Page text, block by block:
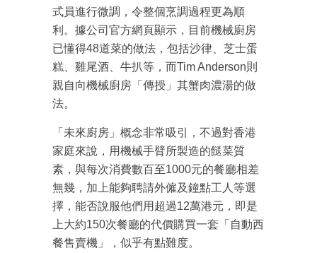
式員進行微調，令整個烹調過程更為順
利。據公司官方網頁顯示，目前機械廚房
已懂得48道菜的做法，包括沙律 、芝士蛋
糕、雞尾酒、牛扒等，而Tim Anderson則
親自向機械廚房「傳授」其蟹肉濃湯的做
法。
「未來廚房」概念非常吸引，不過對香港
家庭來說，用機械手臂所製造的餸菜質
素，與每次消費數百至1000元的餐廳相差
無幾，加上能夠聘請外僱及鐘點工人等選
擇，能否說服他們用超過12萬港元，即是
上大約150次餐廳的代價購買一套「自動西
餐售賣機」，似乎有點難度。
最新資訊（附創業懶人包）
箱！